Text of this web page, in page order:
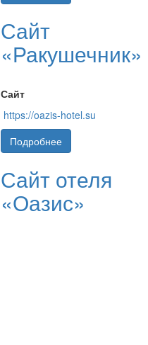
Сайт
«Ракушечник»
Сайт
https://oazis-hotel.su
Подробнее
Сайт отеля
«Оазис»